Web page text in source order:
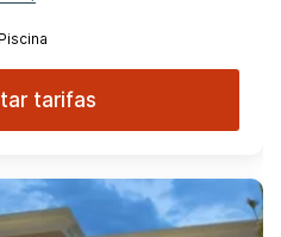
Piscina
tarifas